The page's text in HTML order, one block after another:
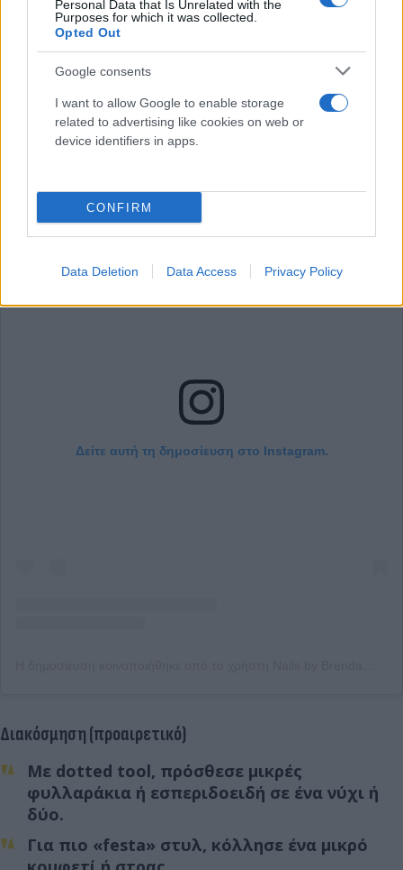
Personal Data that Is Unrelated with the
Purposes for which it was collected.
Opted Out
Google consents
I want to allow Google to enable storage
related to advertising like cookies on web or
device identifiers in apps.
CONFIRM
Data Deletion Data Access Privacy Policy
Χρησιμοποίησε ειδικό λεπτό πινέλο
(striping brush) και χρυσό/χάλκινο βερνίκι.
Σχεδίασε μια λεπτή καμπύλη στο ελεύθερο
άκρο κάθε νυχιού.
Δείτε αυτή τη δημοσίευση στο Instagram.
Διακόσμηση (προαιρετικό)
Με dotted tool, πρόσθεσε μικρές
φυλλαράκια ή εσπεριδοειδή σε ένα νύχι ή
δύο.
Για πιο «festa» στυλ, κόλλησε ένα μικρό